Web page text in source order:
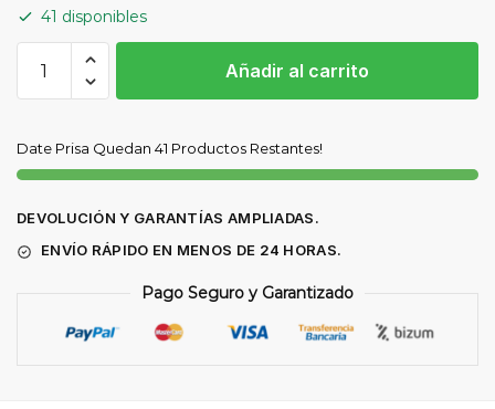
41 disponibles
AMOLADORA
ANGULAR
125
1240W
cantidad
Añadir al carrito
Date Prisa Quedan 41 Productos Restantes!
DEVOLUCIÓN Y GARANTÍAS AMPLIADAS.
ENVÍO RÁPIDO EN MENOS DE 24 HORAS.
Pago Seguro y Garantizado